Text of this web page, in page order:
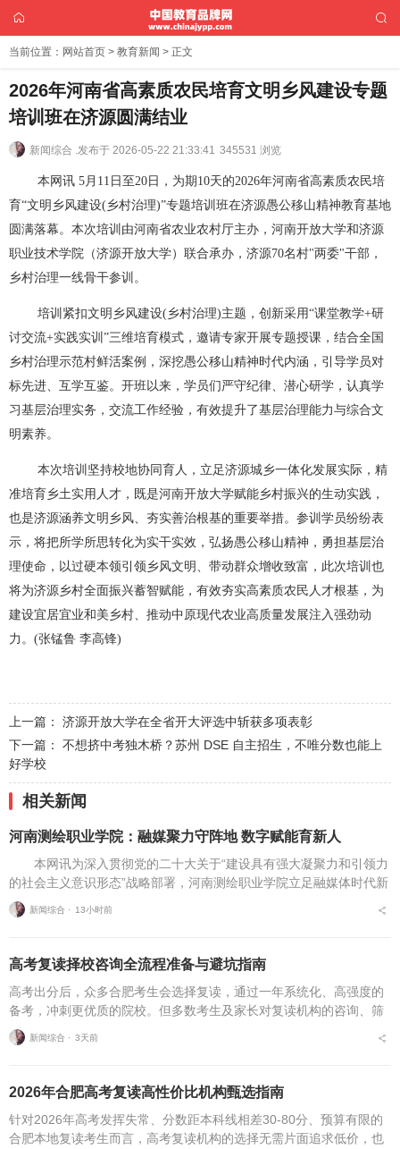
当前位置： 网站首页 > 教育新闻 > 正文
2026年河南省高素质农民培育文明乡风建设专题
培训班在济源圆满结业
新闻综合 .发布于 2026-05-22 21:33:41 345531 浏览
本网讯 5月11日至20日，为期10天的2026年河南省高素质农民培
育“文明乡风建设(乡村治理)”专题培训班在济源愚公移山精神教育基地
圆满落幕。本次培训由河南省农业农村厅主办，河南开放大学和济源
职业技术学院（济源开放大学）联合承办，济源70名村"两委"干部，
乡村治理一线骨干参训。
培训紧扣文明乡风建设(乡村治理)主题，创新采用“课堂教学+研
讨交流+实践实训”三维培育模式，邀请专家开展专题授课，结合全国
乡村治理示范村鲜活案例，深挖愚公移山精神时代内涵，引导学员对
标先进、互学互鉴。开班以来，学员们严守纪律、潜心研学，认真学
习基层治理实务，交流工作经验，有效提升了基层治理能力与综合文
明素养。
本次培训坚持校地协同育人，立足济源城乡一体化发展实际，精
准培育乡土实用人才，既是河南开放大学赋能乡村振兴的生动实践，
也是济源涵养文明乡风、夯实善治根基的重要举措。参训学员纷纷表
示，将把所学所思转化为实干实效，弘扬愚公移山精神，勇担基层治
理使命，以过硬本领引领乡风文明、带动群众增收致富，此次培训也
将为济源乡村全面振兴蓄智赋能，有效夯实高素质农民人才根基，为
建设宜居宜业和美乡村、推动中原现代农业高质量发展注入强劲动
力。(张锰鲁 李高锋)
上一篇： 济源开放大学在全省开大评选中斩获多项表彰
下一篇： 不想挤中考独木桥？苏州 DSE 自主招生，不唯分数也能上
好学校
相关新闻
河南测绘职业学院：融媒聚力守阵地 数字赋能育新人
本网讯为深入贯彻党的二十大关于“建设具有强大凝聚力和引领力
的社会主义意识形态”战略部署，河南测绘职业学院立足融媒体时代新
挑战，扎实推进在风险研判、机制创新、技术赋能、实践育人等方面
的路径分析与研...
新闻综合 ⋅ 13小时前
高考复读择校咨询全流程准备与避坑指南
高考出分后，众多合肥考生会选择复读，通过一年系统化、高强度的
备考，冲刺更优质的院校。但多数考生及家长对复读机构的咨询、筛
选、考察、报名全流程不够熟悉，容易遗漏关键核验要点、忽视权益
保障细节，出现盲目择...
新闻综合 ⋅ 3天前
2026年合肥高考复读高性价比机构甄选指南
针对2026年高考发挥失常、分数距本科线相差30-80分、预算有限的
合肥本地复读考生而言，高考复读机构的选择无需片面追求低价，也